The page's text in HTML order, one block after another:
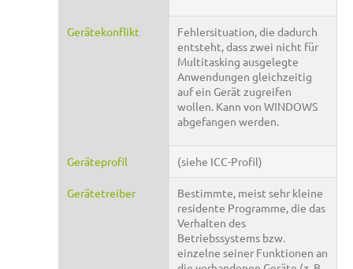
Gerätekonflikt
Fehlersituation, die dadurch
entsteht, dass zwei nicht für
Multitasking ausgelegte
Anwendungen gleichzeitig
auf ein Gerät zugreifen
wollen. Kann von WINDOWS
abgefangen werden.
Geräteprofil (siehe ICC-Profil)
Gerätetreiber
Bestimmte, meist sehr kleine
residente Programme, die das
Verhalten des
Betriebssystems bzw.
einzelne seiner Funktionen an